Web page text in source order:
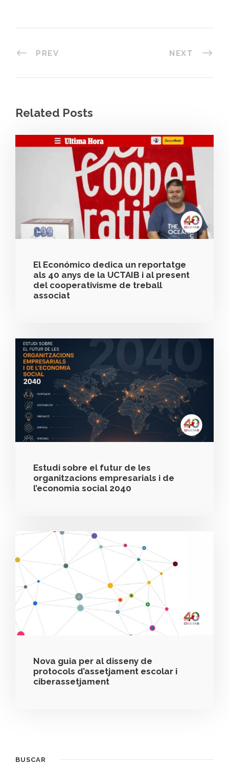
PREV NEXT
Related Posts
El Económico dedica un reportatge
als 40 anys de la UCTAIB i al present
del cooperativisme de treball
associat
Estudi sobre el futur de les
organitzacions empresarials i de
l’economia social 2040
Nova guia per al disseny de
protocols d’assetjament escolar i
ciberassetjament
BUSCAR